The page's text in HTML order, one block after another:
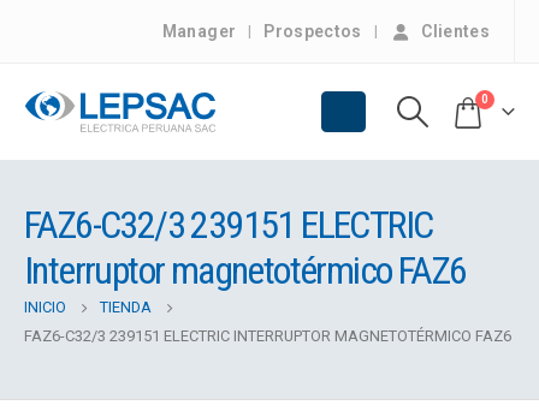
Manager Prospectos Clientes
0
FAZ6-C32/3 239151 ELECTRIC
Interruptor magnetotérmico FAZ6
INICIO
TIENDA
FAZ6-C32/3 239151 ELECTRIC INTERRUPTOR MAGNETOTÉRMICO FAZ6